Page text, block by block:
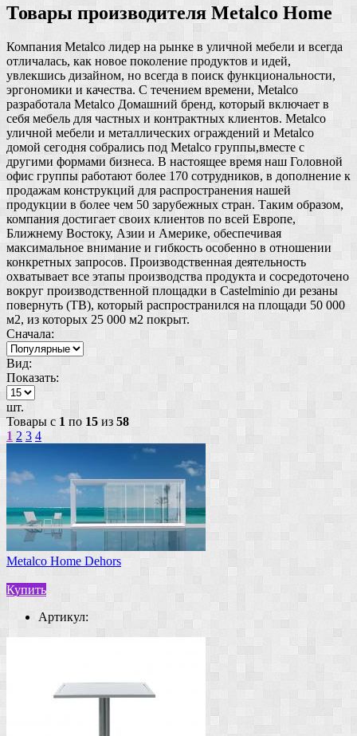
Товары производителя Metalco Home
Компания Metalco лидер на рынке в уличной мебели и всегда
отличалась, как новое поколение продуктов и идей,
увлекшись дизайном, но всегда в поиск функциональности,
эргономики и качества. С течением времени, Metalco
разработала Metalco Домашний бренд, который включает в
себя мебель для частных и контрактных клиентов. Metalco
уличной мебели и металлических ограждений и Metalco
домой сегодня собрались под Metalco группы,вместе с
другими формами бизнеса. В настоящее время наш Головной
офис группы работают более 170 сотрудников, в дополнение к
продажам конструкций для распространения нашей
продукции в более чем 50 зарубежных стран. Таким образом,
компания достигает своих клиентов по всей Европе,
Ближнему Востоку, Азии и Америке, обеспечивая
максимальное внимание и гибкость особенно в отношении
конкретных запросов. Производственная деятельность
охватывает все этапы производства продукта и сосредоточено
вокруг производственной площадки в Castelminio ди резаны
повернуть (ТВ), который распространился на площади 50 000
м2, из которых 25 000 м2 покрыт.
Сначала:
Вид:
Показать:
шт.
Товары с 1 по 15 из 58
1 2 3 4
Metalco Home Dehors
Купить
Артикул: